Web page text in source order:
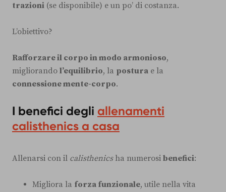
trazioni (se disponibile) e un po’ di costanza.
L’obiettivo?
Rafforzare il corpo in modo armonioso,
migliorando l’equilibrio, la postura e la
connessione mente-corpo.
I benefici degli allenamenti
calisthenics a casa
Allenarsi con il calisthenicsha numerosi benefici:
Migliora la forza funzionale, utile nella vita